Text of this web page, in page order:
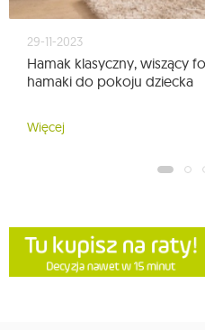
29-11-2023
Hamak klasyczny, wiszący
hamaki do pokoju dziecka
Więcej